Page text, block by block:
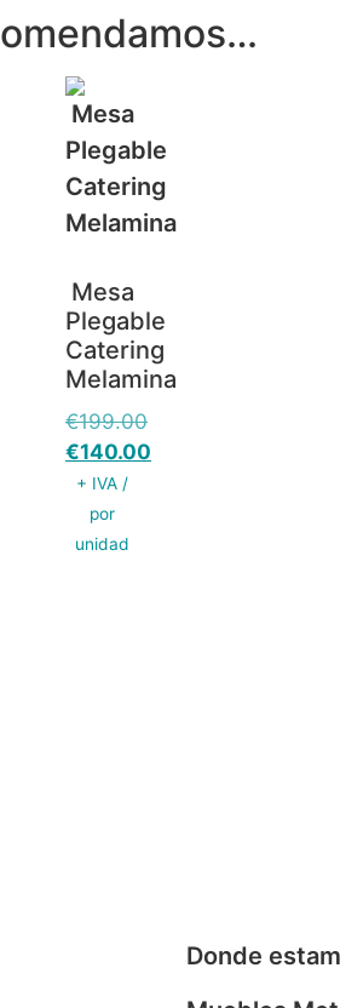
Mesa
Plegable
Catering
Melamina
€199.00
€140.00
+ IVA /
por
unidad
Donde